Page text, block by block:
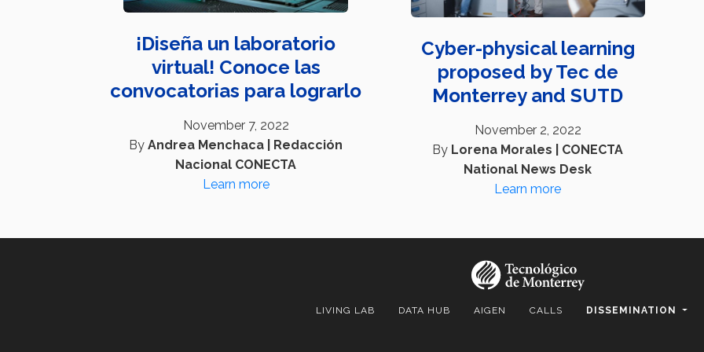
¡Diseña un laboratorio
virtual! Conoce las
convocatorias para lograrlo
November 7, 2022
ByAndrea Menchaca | Redacción
Nacional CONECTA
Learn more
Cyber-physical learning
proposed by Tec de
Monterrey and SUTD
November 2, 2022
By Lorena Morales | CONECTA
National News Desk
Learn more
LIVING LAB DATA HUB AIGEN CALLS DISSEMINATION